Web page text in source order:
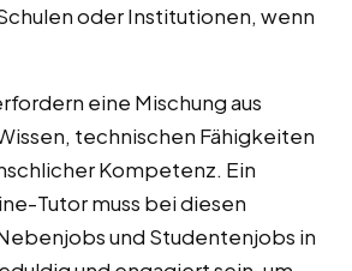
oder Institutionen, wenn
eine Mischung aus
technischen Fähigkeiten
Kompetenz. Ein
Tutor muss bei diesen
und Studentenjobs in